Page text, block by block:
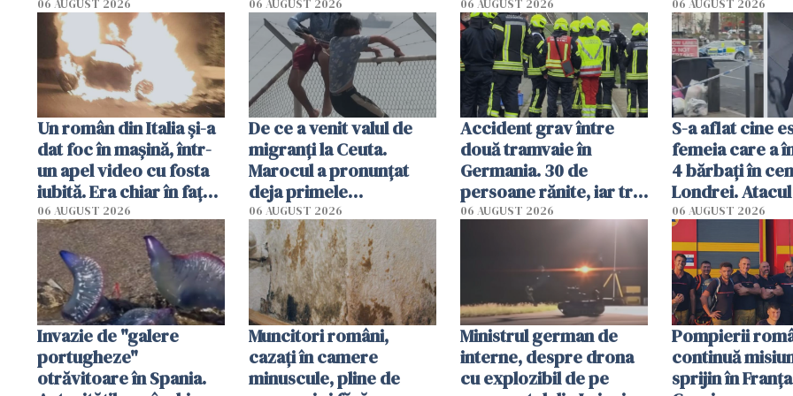
06 AUGUST 2026
în favoarea Rusiei
06 AUGUST 2026
acum. Record absolut
în Mediterană
06 AUGUST 2026
singură
06 AUGUST 2026
Un român din Italia și-a
dat foc în mașină, într-
un apel video cu fosta
iubită. Era chiar în fața
locuinței iubitei din
Milano
06 AUGUST 2026
De ce a venit valul de
migranți la Ceuta.
Marocul a pronunțat
deja primele
condamnări
06 AUGUST 2026
Accident grav între
două tramvaie în
Germania. 30 de
persoane rănite, iar trei
sunt în stare critică
06 AUGUST 2026
S-a aflat cine
femeia care a
4 bărbați în
Londrei.
de 44 de ani,
de anchetatori
06 AUGUST 2026
Invazie de "galere
portugheze"
otrăvitoare în Spania.
Muncitori români,
cazați în camere
minuscule, pline de
Ministrul german de
interne, despre drona
cu explozibil de pe
Pompierii
continuă
sprijin în